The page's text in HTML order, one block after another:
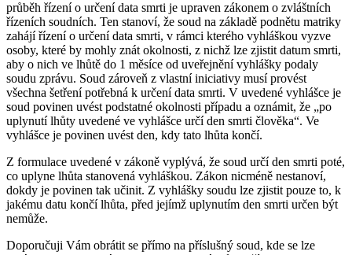
průběh řízení o určení data smrti je upraven zákonem o zvláštních
řízeních soudních. Ten stanoví, že soud na základě podnětu matriky
zahájí řízení o určení data smrti, v rámci kterého vyhláškou vyzve
osoby, které by mohly znát okolnosti, z nichž lze zjistit datum smrti,
aby o nich ve lhůtě do 1 měsíce od uveřejnění vyhlášky podaly
soudu zprávu. Soud zároveň z vlastní iniciativy musí provést
všechna šetření potřebná k určení data smrti. V uvedené vyhlášce je
soud povinen uvést podstatné okolnosti případu a oznámit, že „po
uplynutí lhůty uvedené ve vyhlášce určí den smrti člověka“. Ve
vyhlášce je povinen uvést den, kdy tato lhůta končí.
Z formulace uvedené v zákoně vyplývá, že soud určí den smrti poté,
co uplyne lhůta stanovená vyhláškou. Zákon nicméně nestanoví,
dokdy je povinen tak učinit. Z vyhlášky soudu lze zjistit pouze to, k
jakému datu končí lhůta, před jejímž uplynutím den smrti určen být
nemůže.
Doporučuji Vám obrátit se přímo na příslušný soud, kde se lze